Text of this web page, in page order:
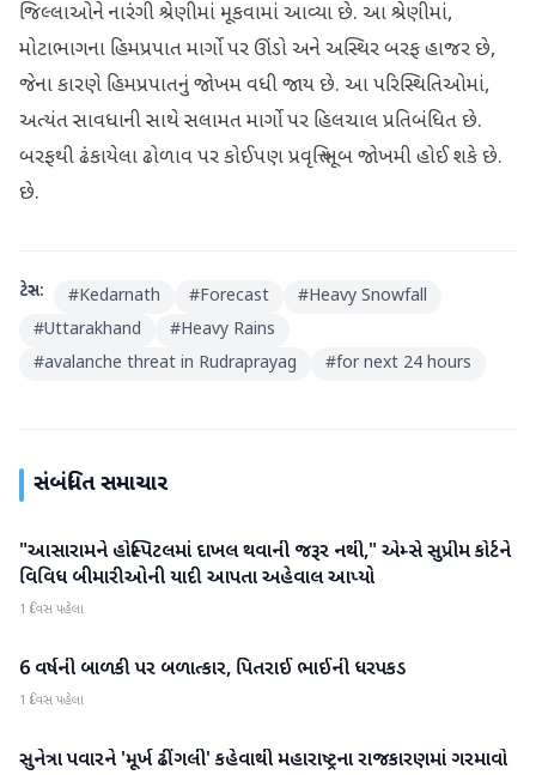
જિલ્લાઓને નારંગી શ્રેણીમાં મૂકવામાં આવ્યા છે. આ શ્રેણીમાં,
મોટાભાગના હિમપ્રપાત માર્ગો પર ઊંડો અને અસ્થિર બરફ હાજર છે,
જેના કારણે હિમપ્રપાતનું જોખમ વધી જાય છે. આ પરિસ્થિતિઓમાં,
અત્યંત સાવધાની સાથે સલામત માર્ગો પર હિલચાલ પ્રતિબંધિત છે.
બરફથી ઢંકાયેલા ઢોળાવ પર કોઈપણ પ્રવૃત્તિ ખૂબ જોખમી હોઈ શકે છે.
છે.
ટેગ્સ: #Kedarnath #Forecast #Heavy Snowfall
#Uttarakhand #Heavy Rains
#avalanche threat in Rudraprayag #for next 24 hours
સંબંધિત સમાચાર
રાષ્ટ્રીય
"આસારામને હોસ્પિટલમાં દાખલ થવાની જરૂર નથી," એમ્સે સુપ્રીમ કોર્ટને
વિવિધ બીમારીઓની યાદી આપતા અહેવાલ આપ્યો
1 દિવસ પહેલા
રાષ્ટ્રીય
6 વર્ષની બાળકી પર બળાત્કાર, પિતરાઈ ભાઈની ધરપકડ
1 દિવસ પહેલા
રાષ્ટ્રીય
સુનેત્રા પવારને 'મૂર્ખ ઢીંગલી' કહેવાથી મહારાષ્ટ્રના રાજકારણમાં ગરમાવો